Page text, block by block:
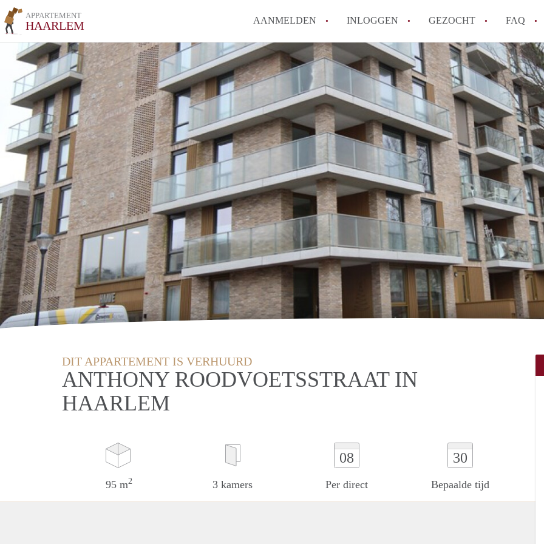
APPARTEMENT
HAARLEM AANMELDEN INLOGGEN GEZOCHT FAQ
How to translate AppartementHaarlem!
Wat is AppartementHaarlem?
Hoeveel kost het om te reageren op een
Wat is de privacyverklaring van
Berekent AppartementHaarlem
makelaarsvergoeding/
Alle veelgestelde vragen
DIT APPARTEMENT IS VERHUURD
ANTHONY ROODVOETSSTRAAT IN
HAARLEM
95 m2 3 kamers
08
Per direct
30
Bepaalde tijd